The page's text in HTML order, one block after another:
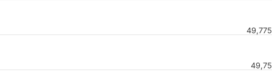
49,75
49,775